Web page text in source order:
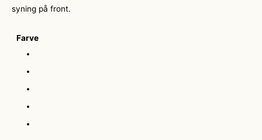
syning på front.
Farve